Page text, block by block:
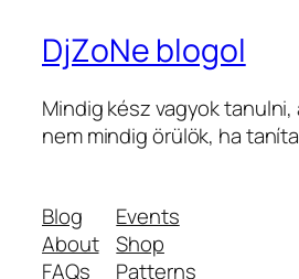
DjZoNe blogol
Mindig kész vagyok
nem mindig örülök, ha
Blog
About
FAQs
Events
Shop
Patterns